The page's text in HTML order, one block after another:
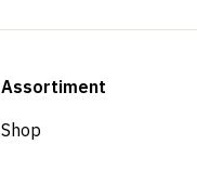
Assortiment
Shop